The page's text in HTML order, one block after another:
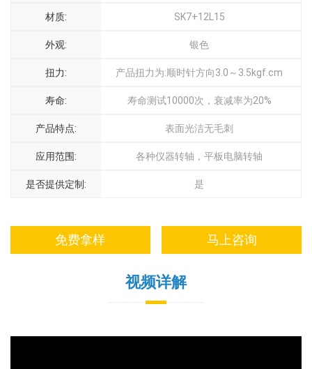
材质: SK7+12L15
外观: 银色
扭力: 产品扭力为:顺时针方向3.0～3.5kgf.cm
寿命: 寿命测试10000次，衰减率为20%
产品特点: 表面光洁无毛刺
应用范围: 各种仪器转轴，平板电脑转轴
是否提供定制: 是
免费拿样 马上咨询
视频详解